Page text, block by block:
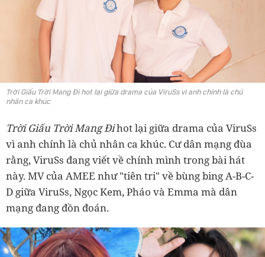
Trời Giấu Trời Mang Đi hot lại giữa drama của ViruSs vì anh chính là chủ
nhân ca khúc
Trời Giấu Trời Mang Đihot lại giữa drama của ViruSs
vì anh chính là chủ nhân ca khúc. Cư dân mạng đùa
rằng, ViruSs đang viết về chính mình trong bài hát
này. MV của AMEE như "tiên tri" về bùng bing A-B-C-
D giữa ViruSs, Ngọc Kem, Pháo và Emma mà dân
mạng đang đồn đoán.